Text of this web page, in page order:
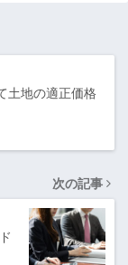
土地の適正価格
次の記事